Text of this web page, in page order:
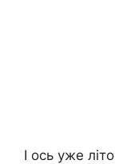
І ось уже